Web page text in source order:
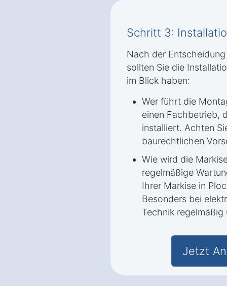
Schritt 3:
Nach der
sollten Sie die
im Blick haben:
Wer führt die
einen Fachbetrieb,
installiert. Achten
baurechtlichen
Wie wird die
regelmäßige
Ihrer Markise in
Besonders bei
Technik
Jetzt